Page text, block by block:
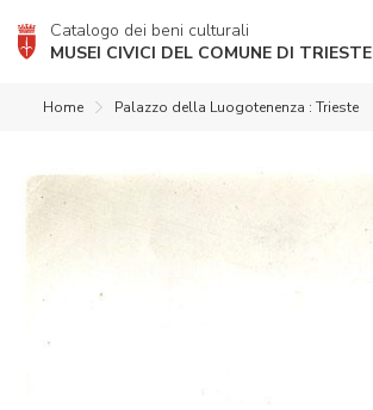
Catalogo dei beni culturali
MUSEI CIVICI DEL COMUNE DI TRIESTE
Home Palazzo della Luogotenenza : Trieste